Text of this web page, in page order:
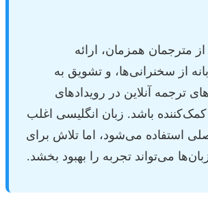
از مترجمان همزمان، ارائه
از سخنرانی‌ها، و تشویق به
ترجمه آنلاین در رویدادهای
باشد. زبان انگلیسی اغلب
استفاده می‌شود، اما تلاش برای
می‌تواند تجربه را بهبود بخشد.